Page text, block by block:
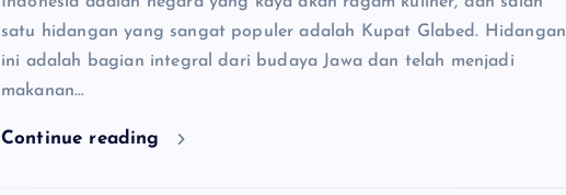
satu hidangan yang sangat populer adalah Kupat Glabed. Hidangan
ini adalah bagian integral dari budaya Jawa dan telah menjadi
makanan…
Continue reading